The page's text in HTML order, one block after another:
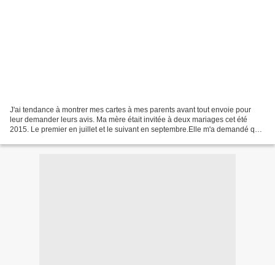
J'ai tendance à montrer mes cartes à mes parents avant tout envoie pour
leur demander leurs avis. Ma mère était invitée à deux mariages cet été
2015. Le premier en juillet et le suivant en septembre.Elle m'a demandé que